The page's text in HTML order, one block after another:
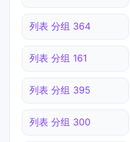
列表 分组 364
列表 分组 161
列表 分组 395
列表 分组 300